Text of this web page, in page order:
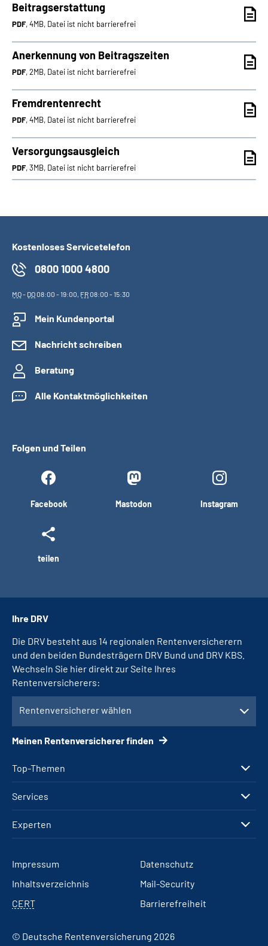
Beitragserstattung
PDF, 4MB, Datei ist nicht barrierefrei
Anerkennung von Beitragszeiten
PDF, 2MB, Datei ist nicht barrierefrei
Fremdrentenrecht
PDF, 4MB, Datei ist nicht barrierefrei
Versorgungsausgleich
PDF, 3MB, Datei ist nicht barrierefrei
Kostenloses Servicetelefon
0800 1000 4800
MO- DO08:00 - 19:00, FR08:00 - 15:30
Mein Kundenportal
Nachricht schreiben
Beratung
Alle Kontaktmöglichkeiten
Folgen und Teilen
Facebook Mastodon Instagram
teilen
Top-Themen
Services
Experten
Ihre DRV
Die DRV besteht aus 14 regionalen Rentenversicherern
und den beiden Bundesträgern DRV Bund und DRV KBS.
Wechseln Sie hier direkt zur Seite Ihres
Rentenversicherers:
Rentenversicherer wählen
Meinen Rentenversicherer finden
Impressum
Datenschutz
Inhaltsverzeichnis
Mail-Security
CERT
Barrierefreiheit
© Deutsche Rentenversicherung 2026